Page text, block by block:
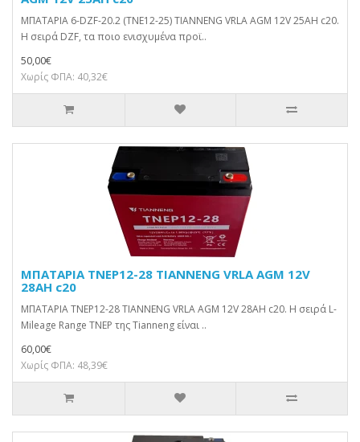
ΜΠΑΤΑΡΙΑ 6-DZF-20.2 (TNE12-25) TIANNENG VRLA AGM 12V 25AH c20.
Η σειρά DZF, τα ποιο ενισχυμένα προϊ..
50,00€
Χωρίς ΦΠΑ: 40,32€
ΜΠΑΤΑΡΙΑ TNEP12-28 TIANNENG VRLA AGM 12V
28AH c20
ΜΠΑΤΑΡΙΑ TNEP12-28 TIANNENG VRLA AGM 12V 28AH c20. Η σειρά L-
Mileage Range TNEP της Tianneng είναι ..
60,00€
Χωρίς ΦΠΑ: 48,39€